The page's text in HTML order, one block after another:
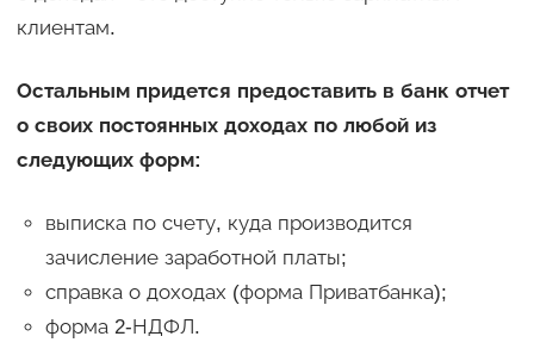
клиентам.
Остальным придется предоставить в банк отчет
о своих постоянных доходах по любой из
следующих форм:
выписка по счету, куда производится
зачисление заработной платы;
справка о доходах (форма Приватбанка);
форма 2-НДФЛ.